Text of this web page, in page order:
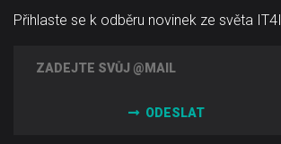
Přihlaste se k odběru novinek ze světa IT4I
ODESLAT